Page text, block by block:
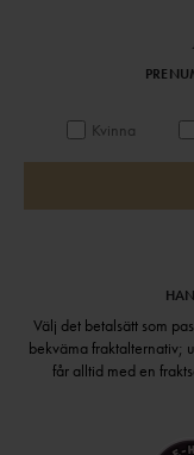
Kvinna
Välj det betalsätt som
bekväma fraktalternativ;
får alltid med en